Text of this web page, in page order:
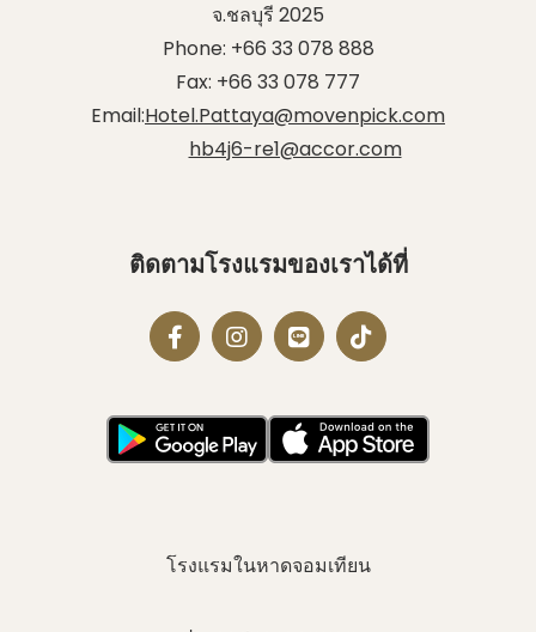
โรงแรมในหาดจอมเทียน
จ.ชลบุรี 2025
Phone: +66 33 078 888
Fax: +66 33 078 777
Email:Hotel.Pattaya@movenpick.com
hb4j6-re1@accor.com
ติดตามโรงแรมของเราได้ที่